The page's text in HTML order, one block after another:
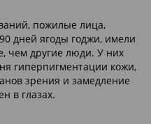
пожилые лица,
дней ягоды годжи, имели
чем другие люди. У них
гиперпигментации кожи,
зрения и замедление
в глазах.